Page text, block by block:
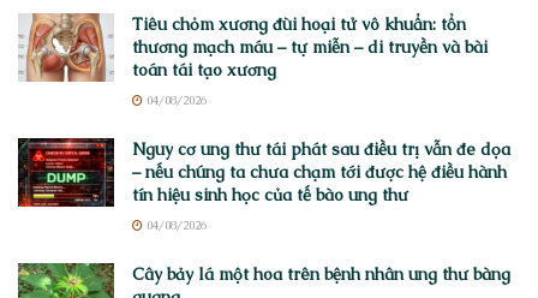
Tiêu chỏm xương đùi hoại tử vô khuẩn: tổn
thương mạch máu – tự miễn – di truyền và bài
toán tái tạo xương
04/08/2026
Nguy cơ ung thư tái phát sau điều trị vẫn đe dọa
– nếu chúng ta chưa chạm tới được hệ điều hành
tín hiệu sinh học của tế bào ung thư
04/08/2026
Cây bảy lá một hoa trên bệnh nhân ung thư bàng